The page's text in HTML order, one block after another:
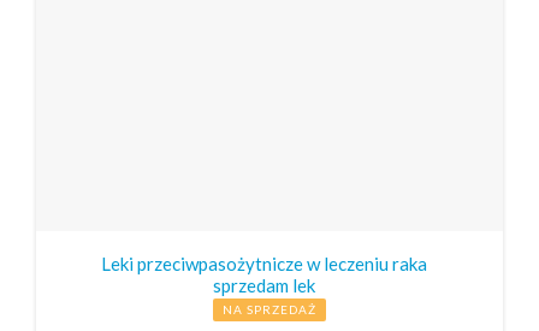
Leki przeciwpasożytnicze w leczeniu raka
sprzedam lek
NA SPRZEDAŻ